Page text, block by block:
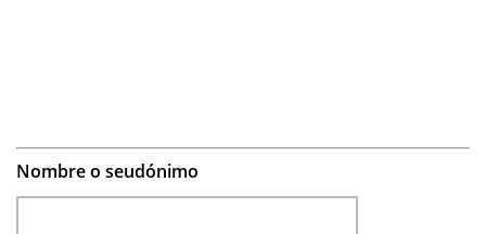
Nombre o seudónimo